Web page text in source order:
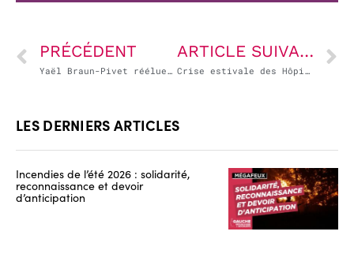
PRÉCÉDENT
Yaël Braun-Pivet réélue Présidente de l’Assemblée : on ne change pas une équipe qui perd !
ARTICLE SUIVANT
Crise estivale des Hôpitaux – focus sur les PADHUE
LES DERNIERS ARTICLES
Incendies de l’été 2026 : solidarité,
reconnaissance et devoir
d’anticipation